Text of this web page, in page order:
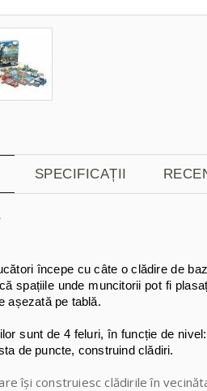
SPECIFICAȚII
începe cu câte o clădire de
spațiile unde muncitorii pot fi
așezată pe tablă.
sunt de 4 feluri, în funcție de
de puncte, construind clădiri.
își construiesc clădirile în